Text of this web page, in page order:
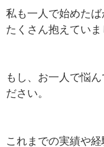
私も一人で始めた
たくさん抱えていま
もし、お一人で悩
ださい。
これまでの実績や